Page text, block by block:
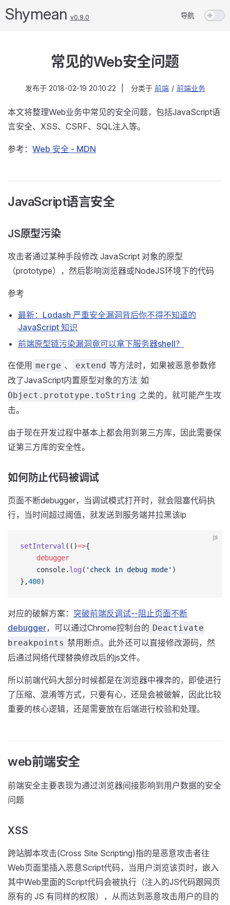
Shymean v0.9.0 导航
常见的Web安全问题
发布于 2018-02-19 20:10:22 分类于 前端 / 前端业务
本文将整理Web业务中常见的安全问题，包括JavaScript语
言安全、XSS、CSRF、SQL注入等。
参考： Web 安全 - MDN
JavaScript语言安全
JS原型污染
攻击者通过某种手段修改 JavaScript 对象的原型
（prototype），然后影响浏览器或NodeJS环境下的代码
参考
最新：Lodash 严重安全漏洞背后你不得不知道的
JavaScript 知识
前端原型链污染漏洞竟可以拿下服务器shell？
在使用 merge 、 extend 等方法时，如果被恶意参数修
改了JavaScript内置原型对象的方法 如
Object.prototype.toString 之类的，就可能产生攻
击。
由于现在开发过程中基本上都会用到第三方库，因此需要保
证第三方库的安全性。
如何防止代码被调试
页面不断debugger，当调试模式打开时，就会阻塞代码执
行，当时间超过阈值，就发送到服务端并拉黑该ip
js
setInterval (()=>{
    debugger
    console.
log ( 'check in debug mode' )
},400)
对应的破解方案： 突破前端反调试--阻止页面不断
debugger，可以通过Chrome控制台的 Deactivate
breakpoints 禁用断点。此外还可以直接修改源码，然
后通过网络代理替换修改后的js文件。
所以前端代码大部分时候都是在浏览器中裸奔的，即使进行
了压缩、混淆等方式，只要有心，还是会被破解，因此比较
重要的核心逻辑，还是需要放在后端进行校验和处理。
web前端安全
前端安全主要表现为通过浏览器间接影响到用户数据的安全
问题
XSS
跨站脚本攻击(Cross Site Scripting)指的是恶意攻击者往
Web页面里插入恶意Script代码，当用户浏览该页时，嵌入
其中Web里面的Script代码会被执行（注入的JS代码跟网页
原有的 JS 有同样的权限），从而达到恶意攻击用户的目的